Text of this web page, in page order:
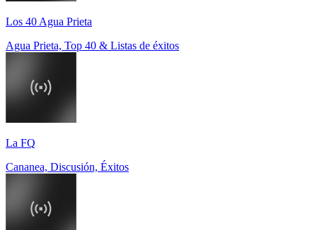
Los 40 Agua Prieta
Agua Prieta, Top 40 & Listas de éxitos
La FQ
Cananea, Discusión, Éxitos